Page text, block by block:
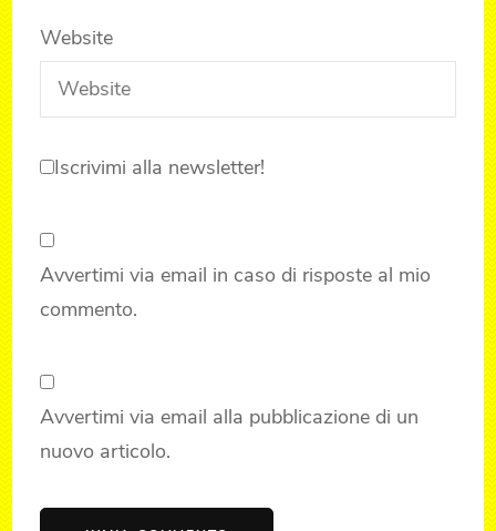
Website
Iscrivimi alla newsletter!
Avvertimi via email in caso di risposte al mio
commento.
Avvertimi via email alla pubblicazione di un
nuovo articolo.